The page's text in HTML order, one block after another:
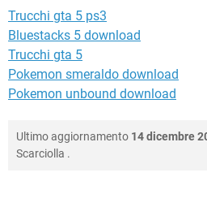
Trucchi gta 5 ps3
Bluestacks 5 download
Trucchi gta 5
Pokemon smeraldo download
Pokemon unbound download
Ultimo aggiornamento 14 dicembre
Scarciolla .